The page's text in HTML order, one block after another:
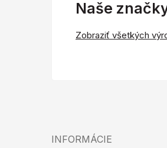
Naše
Zobraziť všetkých
INFORMÁCIE